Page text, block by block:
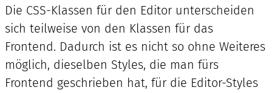
Die CSS-Klassen für den Editor unterscheiden
sich teilweise von den Klassen für das
Frontend. Dadurch ist es nicht so ohne Weiteres
möglich, dieselben Styles, die man fürs
Frontend geschrieben hat, für die Editor-Styles